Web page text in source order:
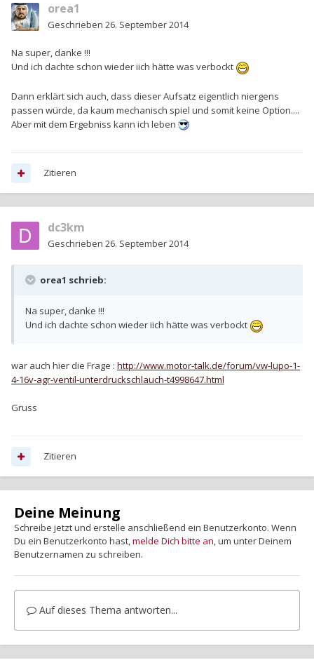
orea1
Geschrieben 26. September 2014
Na super, danke !!!
Und ich dachte schon wieder iich hätte was verbockt
Dann erklärt sich auch, dass dieser Aufsatz eigentlich niergens
passen würde, da kaum mechanisch spiel und somit keine Option....
Aber mit dem Ergebniss kann ich leben
Zitieren
dc3km
Geschrieben 26. September 2014
orea1 schrieb:
Na super, danke !!!
Und ich dachte schon wieder iich hätte was verbockt
war auch hier die Frage : http://www.motor-talk.de/forum/vw-lupo-1-
4-16v-agr-ventil-unterdruckschlauch-t4998647.html
Gruss
Zitieren
Deine Meinung
Schreibe jetzt und erstelle anschließend ein Benutzerkonto. Wenn
Du ein Benutzerkonto hast,melde Dich bitte an, um unter Deinem
Benutzernamen zu schreiben.
Auf dieses Thema antworten...